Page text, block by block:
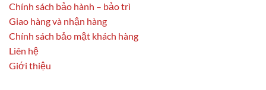
Chính sách bảo hành – bảo trì
Giao hàng và nhận hàng
Chính sách bảo mật khách hàng
Liên hệ
Giới thiệu